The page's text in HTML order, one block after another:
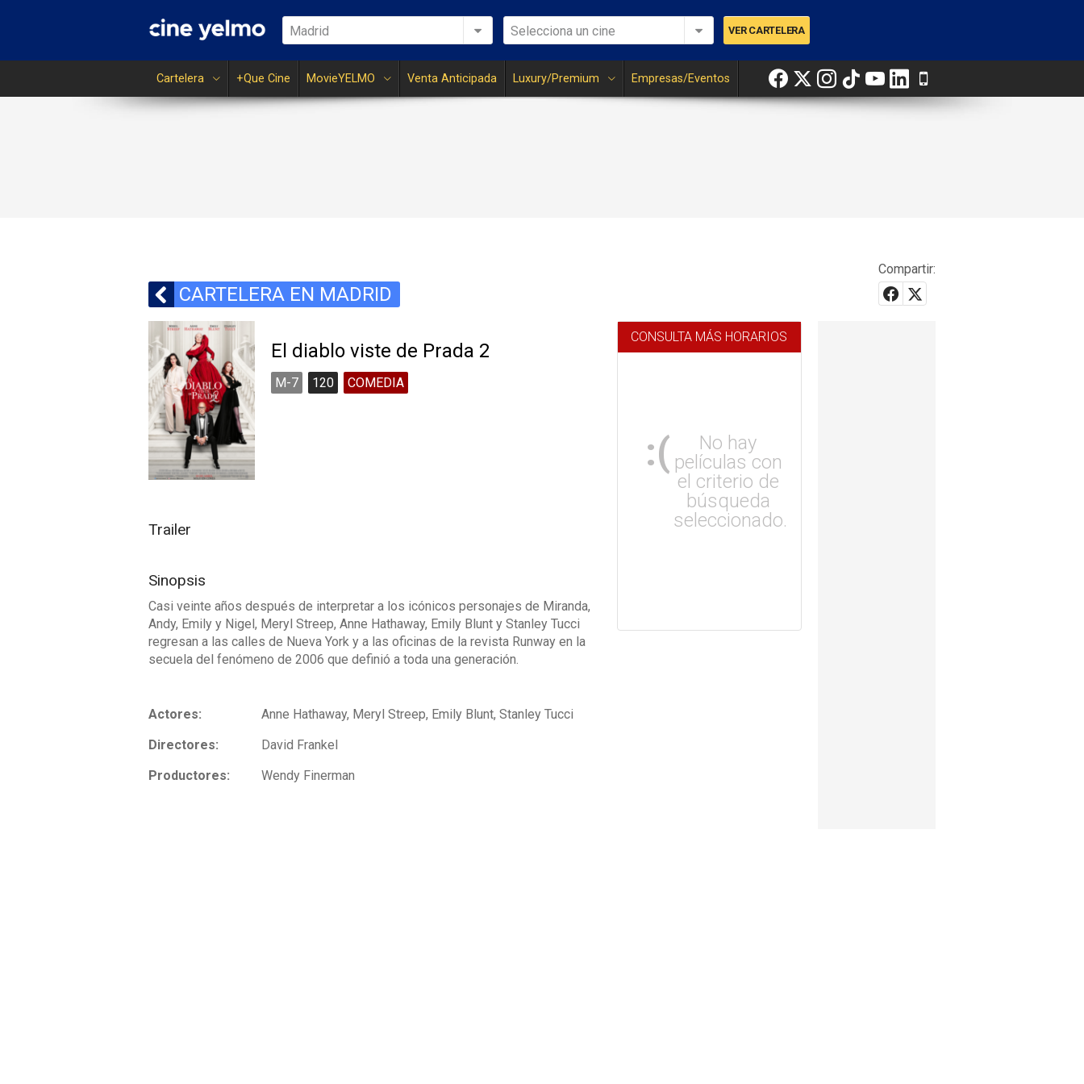
Madrid Selecciona un cine
Cartelera +Que Cine MovieYELMO Venta Anticipada Luxury/Premium Empresas/Eventos
CARTELERA EN MADRID
Compartir:
El diablo viste de Prada 2
M-7 120 COMEDIA
Trailer
Sinopsis
Casi veinte años después de interpretar a los icónicos personajes de Miranda,
Andy, Emily y Nigel, Meryl Streep, Anne Hathaway, Emily Blunt y Stanley Tucci
regresan a las calles de Nueva York y a las oficinas de la revista Runway en la
secuela del fenómeno de 2006 que definió a toda una generación.
Actores:
Anne Hathaway, Meryl Streep, Emily Blunt, Stanley Tucci
Directores:
David Frankel
Productores:
Wendy Finerman
CONSULTA MÁS HORARIOS
:(
No hay
películas con
el criterio de
búsqueda
seleccionado.